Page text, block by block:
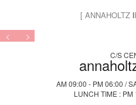
[ ANNAHOLTZ
C/S
AM 09:00 - PM 06:00 /
LUNCH TIME :